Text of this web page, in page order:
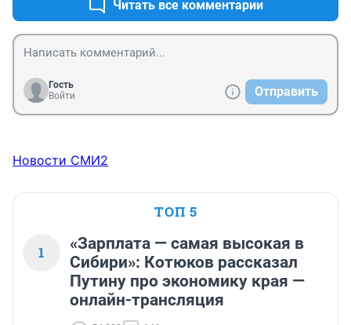
Читать все комментарии
Гость
Войти
Отправить
Новости СМИ2
ТОП 5
1
«Зарплата — самая высокая в
Сибири»: Котюков рассказал
Путину про экономику края —
онлайн-трансляция